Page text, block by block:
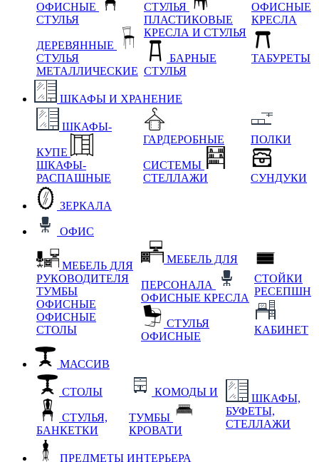
ОФИСНЫЕ
СТУЛЬЯ
ДЕРЕВЯННЫЕ
СТУЛЬЯ
МЕТАЛЛИЧЕСКИЕ
СТУЛЬЯ
ПЛАСТИКОВЫЕ
КРЕСЛА И СТУЛЬЯ
БАРНЫЕ
СТУЛЬЯ
ОФИСНЫЕ
КРЕСЛА
ТАБУРЕТЫ
ШКАФЫ И ХРАНЕНИЕ
ШКАФЫ-
КУПЕ
ШКАФЫ-
РАСПАШНЫЕ
ГАРДЕРОБНЫЕ
СИСТЕМЫ
СТЕЛЛАЖИ
ПОЛКИ
СУНДУКИ
ЗЕРКАЛА
ОФИС
МЕБЕЛЬ ДЛЯ
РУКОВОДИТЕЛЯ
ТУМБЫ
ОФИСНЫЕ
ОФИСНЫЕ
СТОЛЫ
МЕБЕЛЬ ДЛЯ
ПЕРСОНАЛА
ОФИСНЫЕ КРЕСЛА
СТУЛЬЯ
ОФИСНЫЕ
СТОЙКИ
РЕСЕПШН
КАБИНЕТ
МАССИВ
СТОЛЫ
СТУЛЬЯ,
БАНКЕТКИ
КОМОДЫ И
ТУМБЫ
КРОВАТИ
ШКАФЫ,
БУФЕТЫ,
СТЕЛЛАЖИ
ПРЕДМЕТЫ ИНТЕРЬЕРА